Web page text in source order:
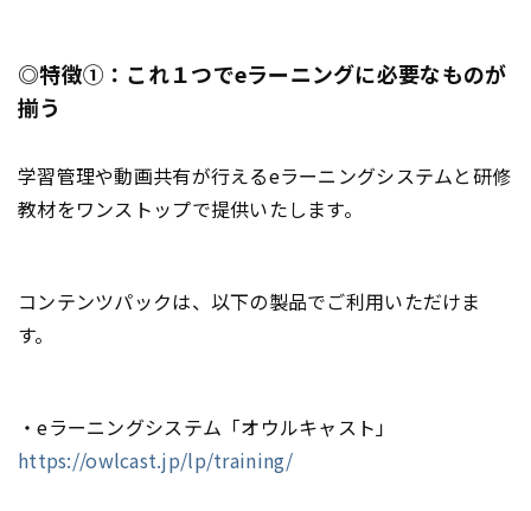
◎特徴①：これ１つでeラーニングに必要なものが
揃う
学習管理や動画共有が行えるeラーニングシステムと研修
教材をワンストップで提供いたします。
コンテンツパックは、以下の製品でご利用いただけま
す。
・eラーニングシステム「オウルキャスト」
https://owlcast.jp/lp/training/